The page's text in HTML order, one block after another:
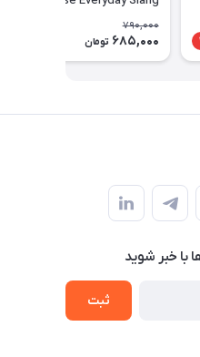
790,000
685,000 تومان
با‌ خبر شوید
ثبت